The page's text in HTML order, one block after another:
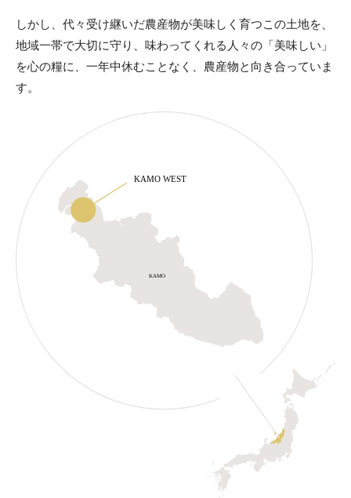
しかし、代々受け継いだ農産物が美味しく育つこの土地を、
地域一帯で大切に守り、味わってくれる人々の「美味しい」
を心の糧に、一年中休むことなく、農産物と向き合っていま
す。